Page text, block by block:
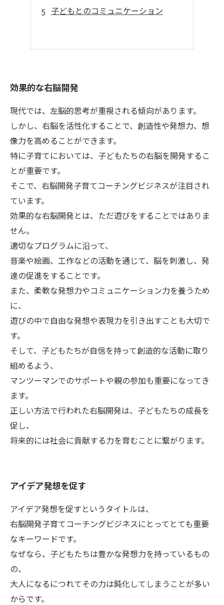
子どもとのコミュニケーション
効果的な右脳開発
現代では、左脳的思考が重視される傾向があります。
しかし、右脳を活性化することで、創造性や発想力、想
像力を高めることができます。
特に子育てにおいては、子どもたちの右脳を開発するこ
とが重要です。
そこで、右脳開発子育てコーチングビジネスが注目され
ています。
効果的な右脳開発とは、ただ遊びをすることではありま
せん。
適切なプログラムに沿って、
音楽や絵画、工作などの活動を通じて、脳を刺激し、発
達の促進をすることです。
また、柔軟な発想力やコミュニケーション力を養うため
に、
遊びの中で自由な発想や表現力を引き出すことも大切で
す。
そして、子どもたちが自信を持って創造的な活動に取り
組めるよう、
マンツーマンでのサポートや親の参加も重要になってき
ます。
正しい方法で行われた右脳開発は、子どもたちの成長を
促し、
将来的には社会に貢献する力を育むことに繋がります。
アイデア発想を促す
アイデア発想を促すというタイトルは、
右脳開発子育てコーチングビジネスにとってとても重要
なキーワードです。
なぜなら、子どもたちは豊かな発想力を持っているもの
の、
大人になるにつれてその力は鈍化してしまうことが多い
からです。